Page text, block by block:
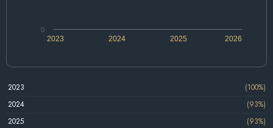
2024 2026
2023 2025
0
2023
(100%)
2024
(93%)
2025
(93%)